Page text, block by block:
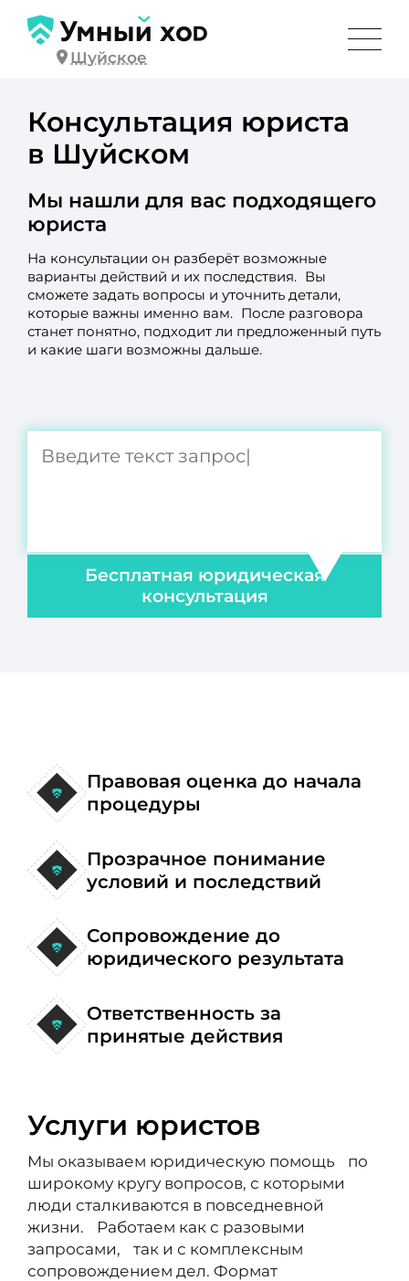
Шуйское
Консультация юриста
в Шуйском
Мы нашли для вас подходящего
юриста
На консультации он разберёт возможные
варианты действий и их последствия. Вы
сможете задать вопросы и уточнить детали,
которые важны именно вам. После разговора
станет понятно, подходит ли предложенный путь
и какие шаги возможны дальше.
Бесплатная юридическая
консультация
Правовая оценка до начала
процедуры
Прозрачное понимание
условий и последствий
Сопровождение до
юридического результата
Ответственность за
принятые действия
Услуги юристов
Мы оказываем юридическую помощь по
широкому кругу вопросов, с которыми
люди сталкиваются в повседневной
жизни. Работаем как с разовыми
запросами, так и с комплексным
сопровождением дел. Формат